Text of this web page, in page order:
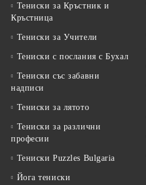
Тениски за Кръстник и
Кръстница
Тениски за Учители
Тениски с послания с Бухал
Тениски със забавни
надписи
Тениски за лятото
Тениски за различни
професии
Тениски Puzzles Bulgaria
Йога тениски